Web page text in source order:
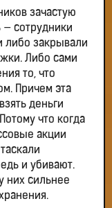
зачастую
— сотрудники
либо закрывали
Либо сами
то, что
Причем эта
деньги
что когда
акции
и убивают.
них сильнее